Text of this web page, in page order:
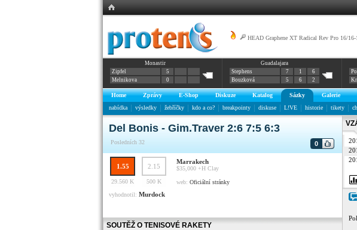
HEAD Graphene XT Radical Rev Pro 16/16-
Monastir
Zipfel
5
Melnikova
0
Guadalajara
Stephens
7 1
6
Bouzková
5 6 2
Home Zprávy E-Shop Diskuze Katalog Sázky Galerie
nabídka
výsledky žebříčky kdo a co? breakpointy diskuse L!VE historie tikety
Del Bonis - Gim.Traver 2:6 7:5 6:3
Posledních 32 0
1.55 2.15
Marrakech
$35,000 +H Clay
29.560 K
500 K web: Oficiální stránky
vyhodnotil: Murdock
SOUTĚŽ O TENISOVÉ RAKETY